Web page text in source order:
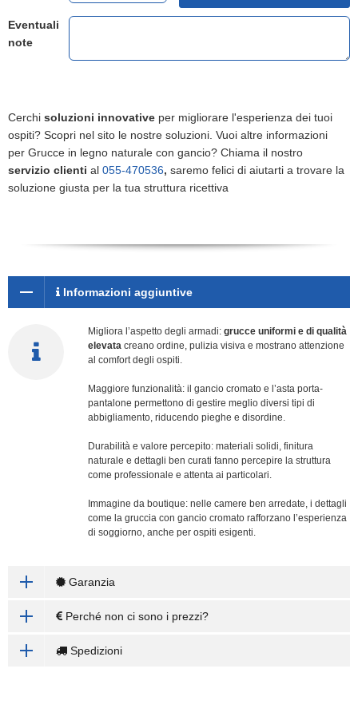
Eventuali
note
Cerchi soluzioni innovative per migliorare l'esperienza dei tuoi
ospiti? Scopri nel sito le nostre soluzioni. Vuoi altre informazioni
per Grucce in legno naturale con gancio? Chiama il nostro
servizio clienti al 055-470536, saremo felici di aiutarti a trovare la
soluzione giusta per la tua struttura ricettiva
Informazioni aggiuntive
Migliora l’aspetto degli armadi: grucce uniformi e di qualità
elevata creano ordine, pulizia visiva e mostrano attenzione
al comfort degli ospiti.
Maggiore funzionalità: il gancio cromato e l’asta porta-
pantalone permettono di gestire meglio diversi tipi di
abbigliamento, riducendo pieghe e disordine.
Durabilità e valore percepito: materiali solidi, finitura
naturale e dettagli ben curati fanno percepire la struttura
come professionale e attenta ai particolari.
Immagine da boutique: nelle camere ben arredate, i dettagli
come la gruccia con gancio cromato rafforzano l’esperienza
di soggiorno, anche per ospiti esigenti.
Garanzia
Perché non ci sono i prezzi?
Spedizioni